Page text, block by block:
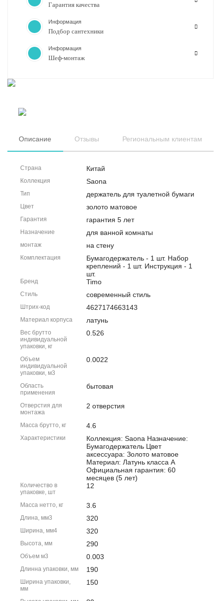
Гарантия качества
Информация
Подбор сантехники
Информация
Шеф-монтаж
Описание Отзывы Региональным клиентам
Страна Китай
Коллекция Saona
Тип держатель для туалетной бумаги
Цвет золото матовое
Гарантия гарантия 5 лет
Назначение для ванной комнаты
монтаж на стену
Комплектация
Бумагодержатель - 1 шт. Набор
креплений - 1 шт. Инструкция - 1
шт.
Бренд Timo
Стиль современный стиль
Штрих-код 4627174663143
Материал корпуса латунь
Вес брутто
индивидуальной
упаковки, кг
0.526
Объем
индивидуальной
упаковки, м3
0.0022
Область
применения
бытовая
Отверстия для
монтажа
2 отверстия
Масса брутто, кг 4.6
Характеристики
Коллекция: Saona Назначение:
Бумагодержатель Цвет
аксессуара: Золото матовое
Материал: Латунь класса А
Официальная гарантия: 60
месяцев (5 лет)
Количество в
упаковке, шт
12
Масса нетто, кг 3.6
Длина, мм3 320
Ширина, мм4 320
Высота, мм 290
Объем м3 0.003
Длинна упаковки, мм 190
Ширина упаковки,
мм
150